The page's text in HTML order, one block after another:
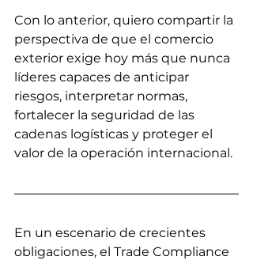
Con lo anterior, quiero compartir la
perspectiva de que el comercio
exterior exige hoy más que nunca
líderes capaces de anticipar
riesgos, interpretar normas,
fortalecer la seguridad de las
cadenas logísticas y proteger el
valor de la operación internacional.
En un escenario de crecientes
obligaciones, el Trade Compliance